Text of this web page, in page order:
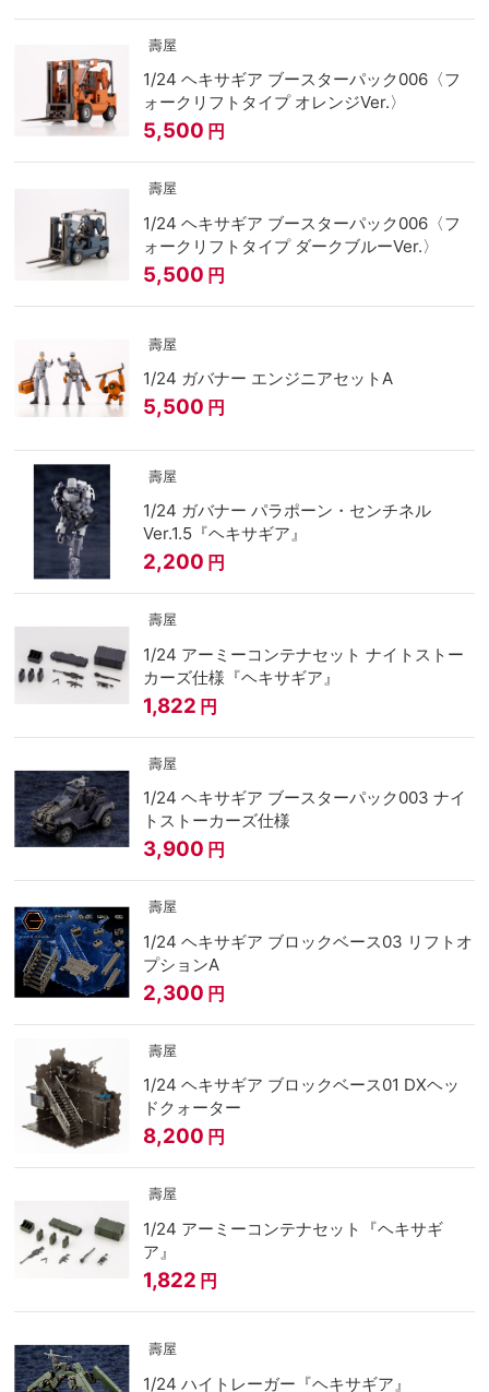
壽屋
1/24 ヘキサギア ブースターパック006〈フ
ォークリフトタイプ オレンジVer.〉
5,500 円
壽屋
1/24 ヘキサギア ブースターパック006〈フ
ォークリフトタイプ ダークブルーVer.〉
5,500 円
壽屋
1/24 ガバナー エンジニアセットA
5,500 円
壽屋
1/24 ガバナー パラポーン・センチネル
Ver.1.5『ヘキサギア』
2,200 円
壽屋
1/24 アーミーコンテナセット ナイトストー
カーズ仕様『ヘキサギア』
1,822 円
壽屋
1/24 ヘキサギア ブースターパック003 ナイ
トストーカーズ仕様
3,900 円
壽屋
1/24 ヘキサギア ブロックベース03 リフトオ
プションA
2,300 円
壽屋
1/24 ヘキサギア ブロックベース01 DXヘッ
ドクォーター
8,200 円
壽屋
1/24 アーミーコンテナセット『ヘキサギ
ア』
1,822 円
壽屋
1/24 ハイトレーガー『ヘキサギア』